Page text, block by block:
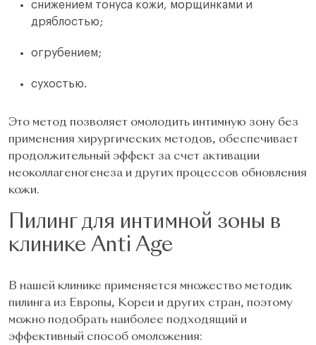
снижением тонуса кожи, морщинками и
дряблостью;
огрубением;
сухостью.
Это метод позволяет омолодить интимную зону без
применения хирургических методов, обеспечивает
продолжительный эффект за счет активации
неоколлагеногенеза и других процессов обновления
кожи.
Пилинг для интимной зоны в
клинике Anti Age
В нашей клинике применяется множество методик
пилинга из Европы, Кореи и других стран, поэтому
можно подобрать наиболее подходящий и
эффективный способ омоложения: